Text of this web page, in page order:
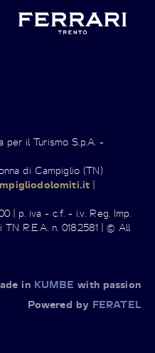
per il Turismo S.p.A. -
di Campiglio (TN)
|
| p. iva - c.f. - i.v. Reg. Imp.
R.E.A. n. 0182581 | © All
in KUMBE with passion
Powered by FERATEL